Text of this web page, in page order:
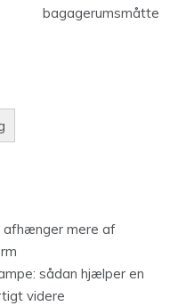
bagagerumsmåtte
afhænger mere af
sådan hjælper en
videre